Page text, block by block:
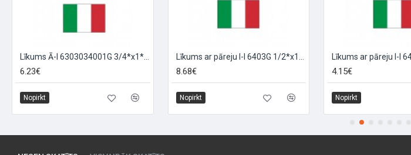
Līkums Ā-I 6303034001G 3/4*x1*, 3/4X1
6.23€
Nopirkt
8.68€
Nopirkt
4.15€
Nopirkt